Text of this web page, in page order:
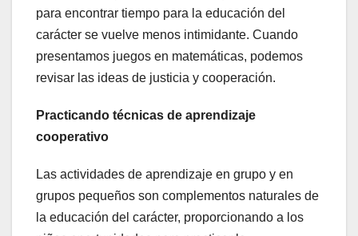
para encontrar tiempo para la educación del
carácter se vuelve menos intimidante. Cuando
presentamos juegos en matemáticas, podemos
revisar las ideas de justicia y cooperación.
Practicando técnicas de aprendizaje
cooperativo
Las actividades de aprendizaje en grupo y en
grupos pequeños son complementos naturales de
la educación del carácter, proporcionando a los